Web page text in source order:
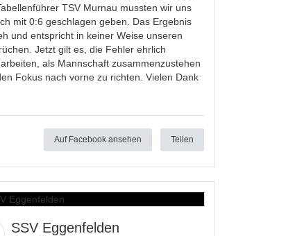
TSV Murnau mussten wir uns
mit 0:6 geschlagen geben. Das Ergebnis
und entspricht in keiner Weise unseren
Jetzt gilt es, die Fehler ehrlich
als Mannschaft zusammenzustehen
Fokus nach vorne zu richten. Vielen Dank
Auf Facebook ansehen Teilen
SSV Eggenfelden